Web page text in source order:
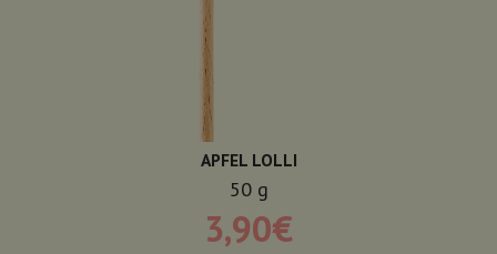
APFEL LOLLI
50 g
3,90€